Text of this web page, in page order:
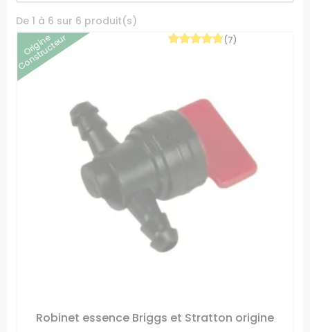
De 1 à 6 sur 6 produit(s)
Origine
Constructeur
Robinet essence Briggs et Stratton origine
(7)